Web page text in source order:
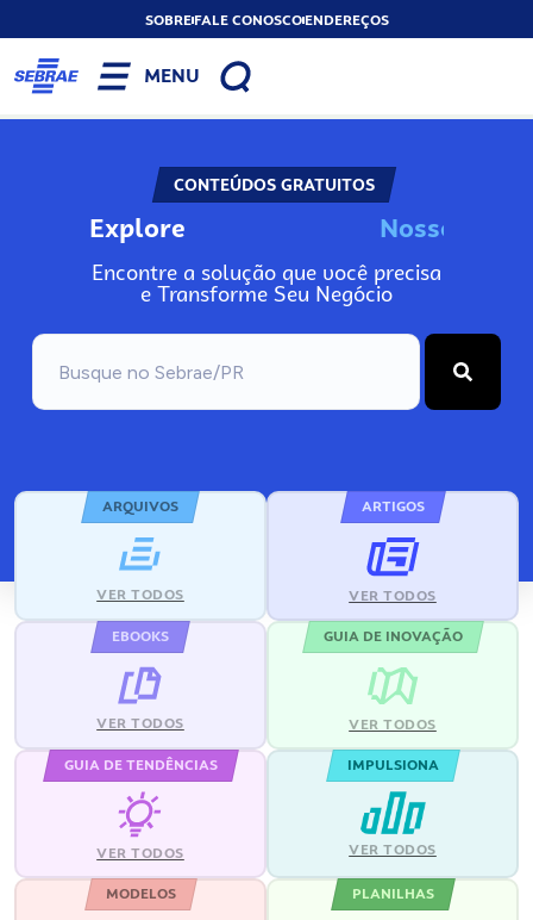
SOBREFALE CONOSCOENDEREÇOS
MENU
CONTEÚDOS GRATUITOS
Explore Nosso
Encontre a solução que você precisa
e Transforme Seu Negócio
ARQUIVOS
VER TODOS
ARTIGOS
VER TODOS
EBOOKS
VER TODOS
GUIA DE INOVAÇÃO
VER TODOS
GUIA DE TENDÊNCIAS
VER TODOS
IMPULSIONA
VER TODOS
MODELOS PLANILHAS